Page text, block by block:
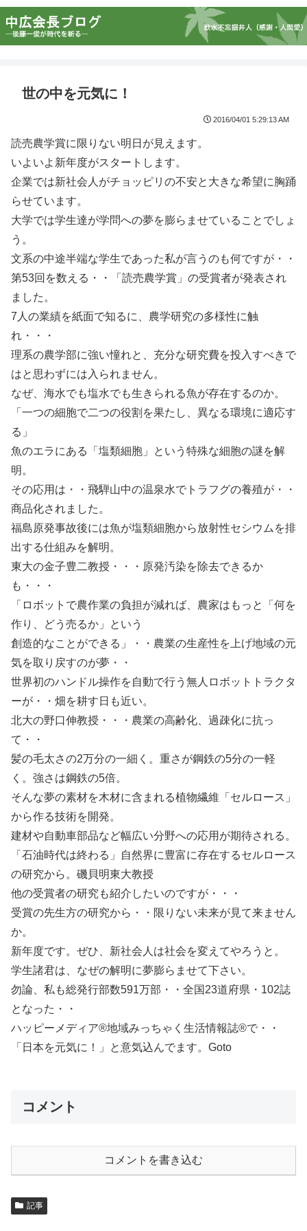
世の中を元気に！
2016/04/01 5:29:13 AM
読売農学賞に限りない明日が見えます。
いよいよ新年度がスタートします。
企業では新社会人がチョッピリの不安と大きな希望に胸踊
らせています。
大学では学生達が学問への夢を膨らませていることでしょ
う。
文系の中途半端な学生であった私が言うのも何ですが・・
第53回を数える・・「読売農学賞」の受賞者が発表され
ました。
7人の業績を紙面で知るに、農学研究の多様性に触
れ・・・
理系の農学部に強い憧れと、充分な研究費を投入すべきで
はと思わずには入られません。
なぜ、海水でも塩水でも生きられる魚が存在するのか。
「一つの細胞で二つの役割を果たし、異なる環境に適応す
る」
魚のエラにある「塩類細胞」という特殊な細胞の謎を解
明。
その応用は・・飛騨山中の温泉水でトラフグの養殖が・・
商品化されました。
福島原発事故後には魚が塩類細胞から放射性セシウムを排
出する仕組みを解明。
東大の金子豊二教授・・・原発汚染を除去できるか
も・・・
「ロボットで農作業の負担が減れば、農家はもっと「何を
作り、どう売るか」という
創造的なことができる」・・農業の生産性を上げ地域の元
気を取り戻すのが夢・・
世界初のハンドル操作を自動で行う無人ロボットトラクタ
ーが・・畑を耕す日も近い。
北大の野口伸教授・・・農業の高齢化、過疎化に抗っ
て・・
髪の毛太さの2万分の一細く。重さが鋼鉄の5分の一軽
く。強さは鋼鉄の5倍。
そんな夢の素材を木材に含まれる植物繊維「セルロース」
から作る技術を開発。
建材や自動車部品など幅広い分野への応用が期待される。
「石油時代は終わる」自然界に豊富に存在するセルロース
の研究から。磯貝明東大教授
他の受賞者の研究も紹介したいのですが・・・
受賞の先生方の研究から・・限りない未来が見て来ません
か。
新年度です。ぜひ、新社会人は社会を変えてやろうと。
学生諸君は、なぜの解明に夢膨らませて下さい。
勿論、私も総発行部数591万部・・全国23道府県・102誌
となった・・
ハッピーメディア®地域みっちゃく生活情報誌®で・・
「日本を元気に！」と意気込んでます。Goto
コメント
コメントを書き込む
記事